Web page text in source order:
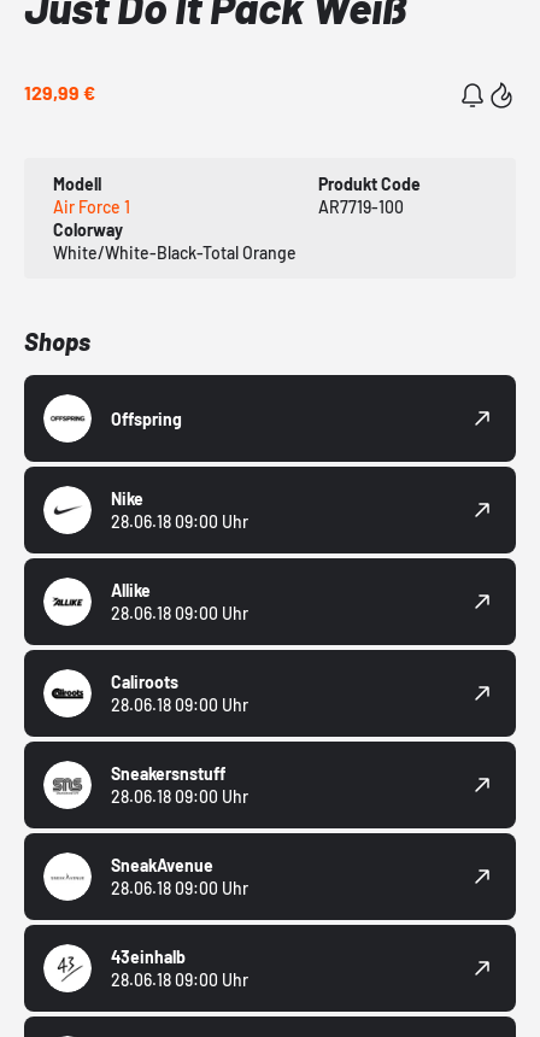
129,99 €
Modell
Air Force 1
Produkt Code
AR7719-100
Colorway
White/White-Black-Total Orange
Shops
Offspring
Nike
28.06.18 09:00 Uhr
Allike
28.06.18 09:00 Uhr
Caliroots
28.06.18 09:00 Uhr
Sneakersnstuff
28.06.18 09:00 Uhr
SneakAvenue
28.06.18 09:00 Uhr
43einhalb
28.06.18 09:00 Uhr